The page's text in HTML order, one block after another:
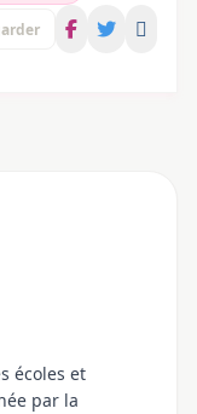
écoles et
par la